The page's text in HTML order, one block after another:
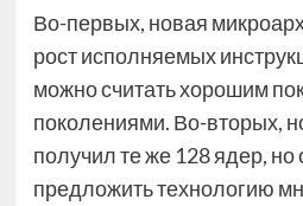
Во-первых, новая
рост исполняемых
можно считать хорошим
поколениями. Во-вторых,
получил те же 128 ядер, но
предложить технологию